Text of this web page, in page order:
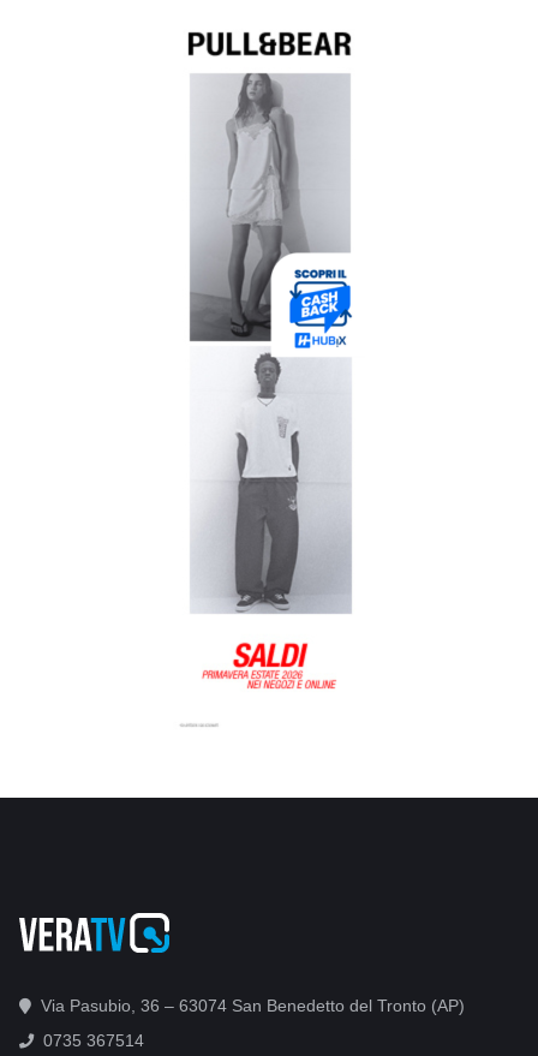
Via Pasubio, 36 – 63074 San Benedetto del Tronto (AP)
0735 367514